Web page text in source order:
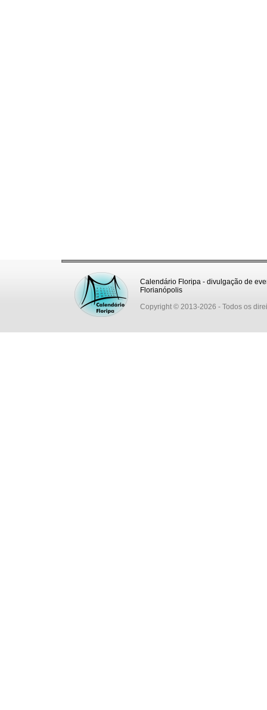
Calendário Floripa - divulgação de
Florianópolis
Copyright © 2013-2026 - Todos os